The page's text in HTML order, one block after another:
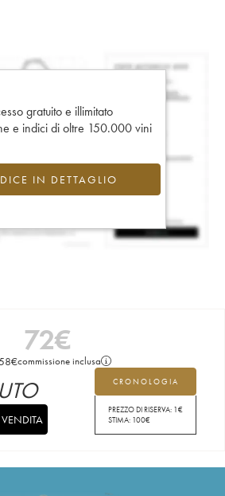
gratuito e illimitato
e indici di oltre 150.000 vini
IN DETTAGLIO
72€
€commissione inclusa
CRONOLOGIA
PREZZO DI RISERVA: 1€
STIMA: 100€